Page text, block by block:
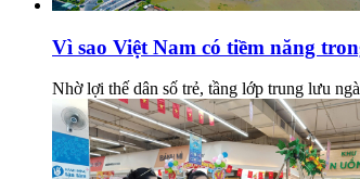
Vì sao Việt Nam có tiềm năng
Nhờ lợi thế dân số trẻ, tầng lớp trung lưu